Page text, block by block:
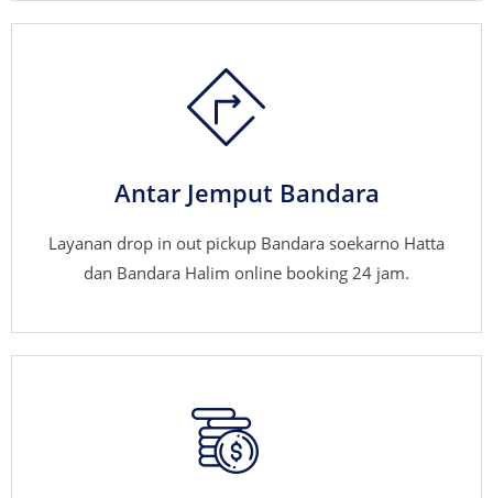
Antar Jemput Bandara
Layanan drop in out pickup Bandara soekarno Hatta
dan Bandara Halim online booking 24 jam.